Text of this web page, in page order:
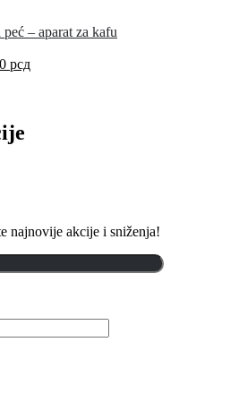
– aparat za kafu
рсд
najnovije akcije i sniženja!